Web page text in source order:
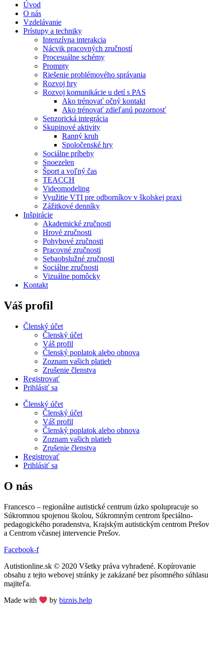
Úvod
O nás
Vzdelávanie
Prístupy a techniky
Intenzívna interakcia
Nácvik pracovných zručností
Procesuálne schémy
Prompty
Riešenie problémového správania
Rozvoj hry
Rozvoj komunikácie u detí s PAS
Ako trénovať očný kontakt
Ako trénovať zdieľanú pozornosť
Senzorická integrácia
Skupinové aktivity
Ranný kruh
Spoločenské hry
Sociálne príbehy
Snoezelen
Šport a voľný čas
TEACCH
Videomodeling
Využitie VTI pre odborníkov v školskej praxi
Zážitkové denníky
Inšpirácie
Akademické zručnosti
Hrové zručnosti
Pohybové zručnosti
Pracovné zručnosti
Sebaobslužné zručnosti
Sociálne zručnosti
Vizuálne pomôcky
Kontakt
Váš profil
Členský účet
Členský účet
Váš profil
Členský poplatok alebo obnova
Zoznam vašich platieb
Zrušenie členstva
Registrovať
Prihlásiť sa
Členský účet
Členský účet
Váš profil
Členský poplatok alebo obnova
Zoznam vašich platieb
Zrušenie členstva
Registrovať
Prihlásiť sa
O nás
Francesco – regionálne autistické centrum úzko spolupracuje so
Súkromnou spojenou školou, Súkromným centrom špeciálno-
pedagogického poradenstva, Krajským autistickým centrom Prešov
a Centrom včasnej intervencie Prešov.
Facebook-f
Autistionline.sk © 2020 Všetky práva vyhradené. Kopírovanie
obsahu z tejto webovej stránky je zakázané bez písomného súhlasu
majiteľa.
Made with bybiznis.help